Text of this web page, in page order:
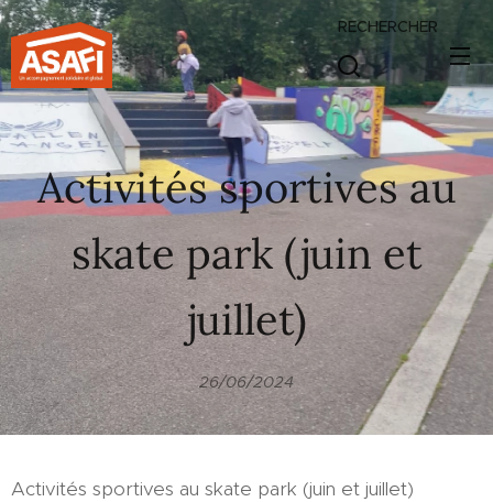
.
RECHERCHER
Activités sportives au
skate park (juin et
juillet)
26/06/2024
Activités sportives au skate park (juin et juillet)